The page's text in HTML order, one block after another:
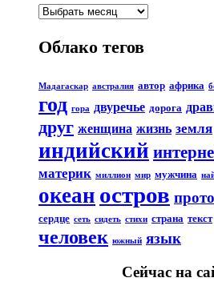
Облако тегов
Мадагаскар австралия автор африка
год гора двуречье дорога
друг женщина жизнь земля
индийский
материк миллион мир мужчина
океан остров
сердце сеть сидеть стихи страна текст
человек южный язык
Сейчас на